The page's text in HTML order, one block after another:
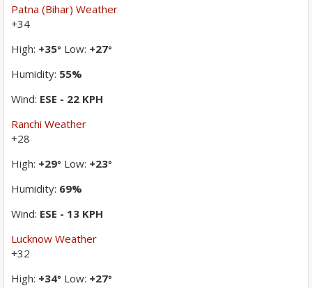
Patna (Bihar) Weather
+34
High: +35° Low: +27°
Humidity: 55%
Wind: ESE - 22 KPH
Ranchi Weather
+28
High: +29° Low: +23°
Humidity: 69%
Wind: ESE - 13 KPH
Lucknow Weather
+32
High: +34° Low: +27°